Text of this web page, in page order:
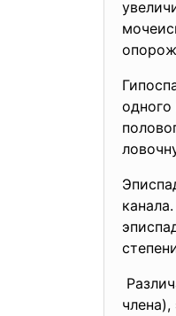
одного